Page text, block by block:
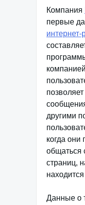
Компания
первые
интернет-
другими
когда они
общаться
страниц,
Данные о